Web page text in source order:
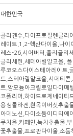
대한민국
콜라겐수,다이프로필렌글라
레이트,1,2-헥산다이올,나이
레스-26,시어버터,폴리글리
글리세린,세테아릴알코올,
루코오스다이스테아레이트,
트,스테아릴알코올,시메티콘
트,암모늄아크릴로일다이메
코폴리머,하이드로제네이티
용성콜라겐,흰목이버섯추출
아데노신,다이소듐이디티에
쿠치올,카페인,녹차추출물,
꽃추출물,프로판다이올,소듐